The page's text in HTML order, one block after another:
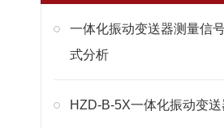
一体化振动变送器测量信
式分析
HZD-B-5X一体化振动变送